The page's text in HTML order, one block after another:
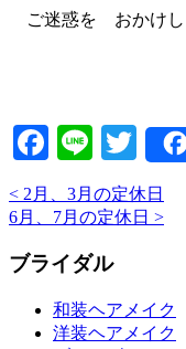
ご迷惑を おかけし
Facebook
Line
< 2月、3月の定休日
6月、7月の定休日 >
ブライダル
和装ヘアメイク
洋装ヘアメイク